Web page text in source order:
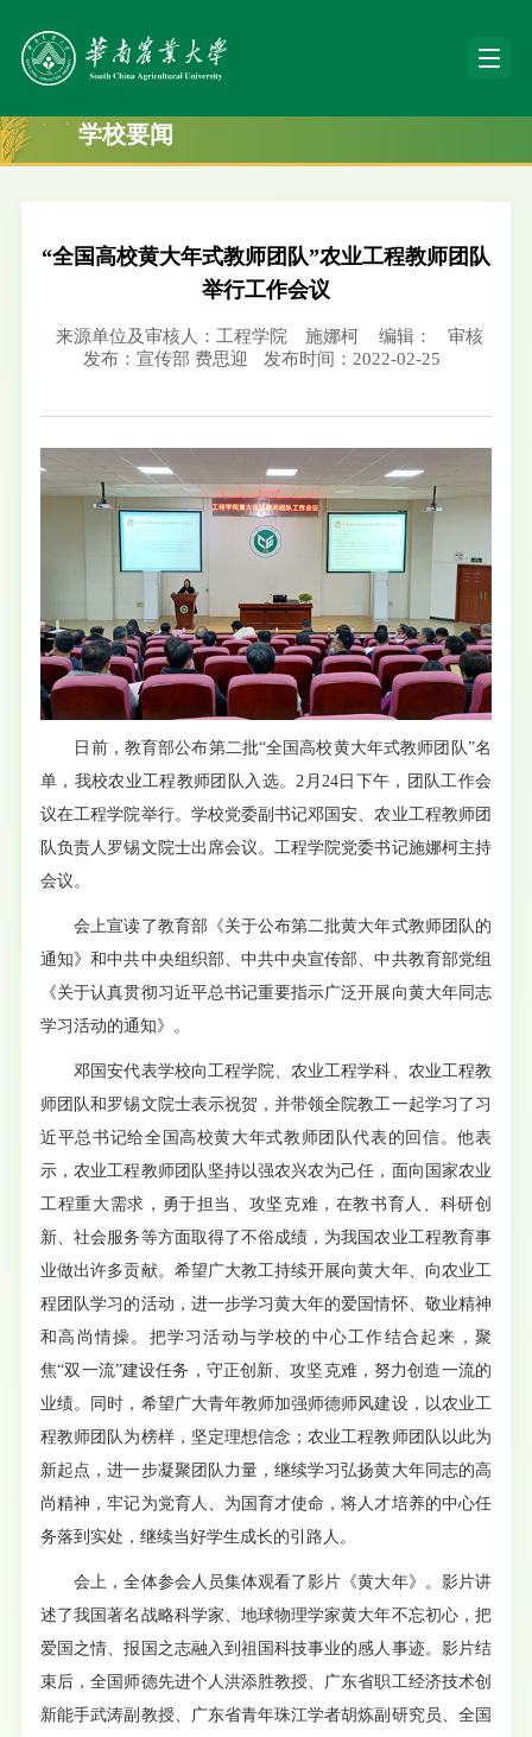
学校要闻
“全国高校黄大年式教师团队”农业工程教师团队
举行工作会议
来源单位及审核人：工程学院 施娜柯 编辑：
审核
发布：宣传部 费思迎
发布时间：2022-02-25
日前，教育部公布第二批“全国高校黄大年式教师团队”名
单，我校农业工程教师团队入选。2月24日下午，团队工作会
议在工程学院举行。学校党委副书记邓国安、农业工程教师团
队负责人罗锡文院士出席会议。工程学院党委书记施娜柯主持
会议。
会上宣读了教育部《关于公布第二批黄大年式教师团队的
通知》和中共中央组织部、中共中央宣传部、中共教育部党组
《关于认真贯彻习近平总书记重要指示广泛开展向黄大年同志
学习活动的通知》。
邓国安代表学校向工程学院、农业工程学科、农业工程教
师团队和罗锡文院士表示祝贺，并带领全院教工一起学习了习
近平总书记给全国高校黄大年式教师团队代表的回信。他表
示，农业工程教师团队坚持以强农兴农为己任，面向国家农业
工程重大需求，勇于担当、攻坚克难，在教书育人、科研创
新、社会服务等方面取得了不俗成绩，为我国农业工程教育事
业做出许多贡献。希望广大教工持续开展向黄大年、向农业工
程团队学习的活动，进一步学习黄大年的爱国情怀、敬业精神
和高尚情操。把学习活动与学校的中心工作结合起来，聚
焦“双一流”建设任务，守正创新、攻坚克难，努力创造一流的
业绩。同时，希望广大青年教师加强师德师风建设，以农业工
程教师团队为榜样，坚定理想信念；农业工程教师团队以此为
新起点，进一步凝聚团队力量，继续学习弘扬黄大年同志的高
尚精神，牢记为党育人、为国育才使命，将人才培养的中心任
务落到实处，继续当好学生成长的引路人。
会上，全体参会人员集体观看了影片《黄大年》。影片讲
述了我国著名战略科学家、地球物理学家黄大年不忘初心，把
爱国之情、报国之志融入到祖国科技事业的感人事迹。影片结
束后，全国师德先进个人洪添胜教授、广东省职工经济技术创
新能手武涛副教授、广东省青年珠江学者胡炼副研究员、全国